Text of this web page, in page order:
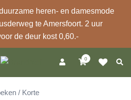
heren- en damesmode
te Amersfoort. 2 uur
de deur kost 0,60.-
0
/ Korte